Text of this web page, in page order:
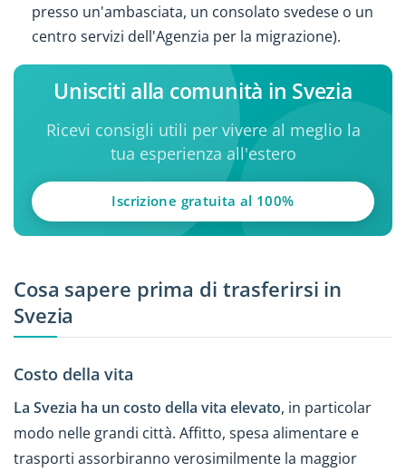
presso un'ambasciata, un consolato svedese o un
centro servizi dell'Agenzia per la migrazione).
Unisciti alla comunità in Svezia
Ricevi consigli utili per vivere al meglio la
tua esperienza all'estero
Iscrizione gratuita al 100%
Cosa sapere prima di trasferirsi in
Svezia
Costo della vita
La Svezia ha un costo della vita elevato, in particolar
modo nelle grandi città. Affitto, spesa alimentare e
trasporti assorbiranno verosimilmente la maggior